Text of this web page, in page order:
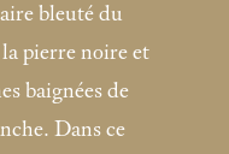
bleuté du
pierre noire et
baignées de
Dans ce